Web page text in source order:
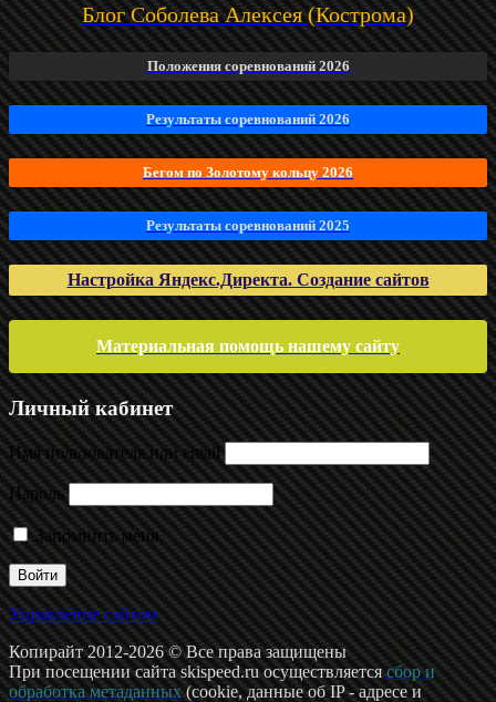
Блог Соболева Алексея (Кострома)
Положения соревнований 2026
Результаты соревнований 2026
Бегом по Золотому кольцу 2026
Результаты соревнований 2025
Настройка Яндекс.Директа. Создание сайтов
Материальная помощь нашему сайту
Личный кабинет
Имя пользователя или email
Пароль
Запомнить меня
Управление сайтом
Копирайт 2012-2026 © Все права защищены
При посещении сайта skispeed.ru осуществляетсясбор и
обработка метаданных(cookie, данные об IP - адресе и